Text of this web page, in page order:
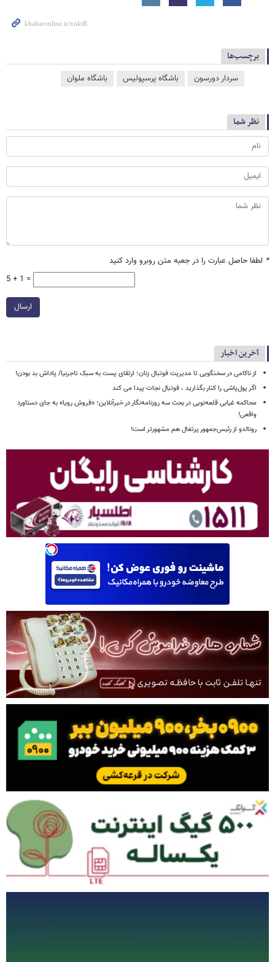
برچسب‌ها
سردار دورسون باشگاه پرسپولیس باشگاه ملوان
نظر شما
* لطفا حاصل عبارت را در جعبه متن روبرو وارد کنید
5 + 1 =
ارسال
آخرین اخبار
از ناکامی در سخنگویی تا مدیریت فوتبال زنان؛ ارتقای پست به سبک تاجرنیا/ پاداش بد بودن!
اگر پول‌پاشی را کنار بگذارید ، فوتبال نجات پیدا می کند
محاکمه غیابی قلعه‌نویی در بحث سه روزنامه‌نگار در خبرآنلاین؛ «فروش رویا» به جای دستاورد
واقعی!
رونالدو از رئیس‌جمهور پرتغال هم مشهورتر است!